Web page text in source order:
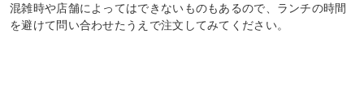
混雑時や店舗によってはできないものもあるので、ランチの時間
を避けて問い合わせたうえで注文してみてください。